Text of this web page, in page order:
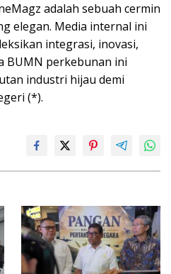
adalah sebuah cermin
elegan. Media internal ini
integrasi, inovasi,
BUMN perkebunan ini
industri hijau demi
(*).